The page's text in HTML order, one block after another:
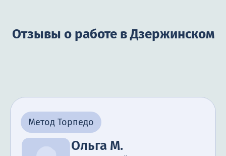
Отзывы о работе в Дзержинском
Метод Торпедо
Ольга М.